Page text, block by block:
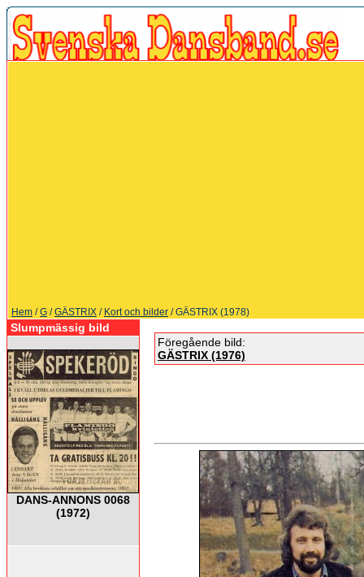
Hem /G /GÄSTRIX / Kort och bilder / GÄSTRIX (1978)
Slumpmässig bild
DANS-ANNONS 0068
(1972)
Föregående bild:
GÄSTRIX (1976)